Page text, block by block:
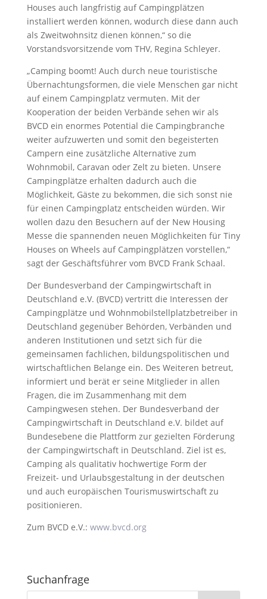
Houses auch langfristig auf Campingplätzen
installiert werden können, wodurch diese dann auch
als Zweitwohnsitz dienen können,“ so die
Vorstandsvorsitzende vom THV, Regina Schleyer.
„Camping boomt! Auch durch neue touristische
Übernachtungsformen, die viele Menschen gar nicht
auf einem Campingplatz vermuten. Mit der
Kooperation der beiden Verbände sehen wir als
BVCD ein enormes Potential die Campingbranche
weiter aufzuwerten und somit den begeisterten
Campern eine zusätzliche Alternative zum
Wohnmobil, Caravan oder Zelt zu bieten. Unsere
Campingplätze erhalten dadurch auch die
Möglichkeit, Gäste zu bekommen, die sich sonst nie
für einen Campingplatz entscheiden würden. Wir
wollen dazu den Besuchern auf der New Housing
Messe die spannenden neuen Möglichkeiten für Tiny
Houses on Wheels auf Campingplätzen vorstellen,“
sagt der Geschäftsführer vom BVCD Frank Schaal.
Der Bundesverband der Campingwirtschaft in
Deutschland e.V. (BVCD) vertritt die Interessen der
Campingplätze und Wohnmobilstellplatzbetreiber in
Deutschland gegenüber Behörden, Verbänden und
anderen Institutionen und setzt sich für die
gemeinsamen fachlichen, bildungspolitischen und
wirtschaftlichen Belange ein. Des Weiteren betreut,
informiert und berät er seine Mitglieder in allen
Fragen, die im Zusammenhang mit dem
Campingwesen stehen. Der Bundesverband der
Campingwirtschaft in Deutschland e.V. bildet auf
Bundesebene die Plattform zur gezielten Förderung
der Campingwirtschaft in Deutschland. Ziel ist es,
Camping als qualitativ hochwertige Form der
Freizeit- und Urlaubsgestaltung in der deutschen
und auch europäischen Tourismuswirtschaft zu
positionieren.
Zum BVCD e.V.: www.bvcd.org
Suchanfrage